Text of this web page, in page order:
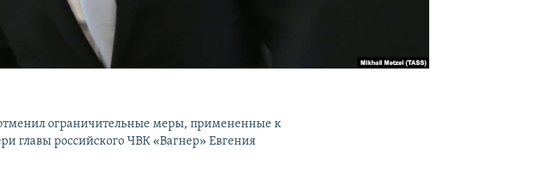
ограничительные меры, примененные к
главы российского ЧВК «Вагнер» Евгения